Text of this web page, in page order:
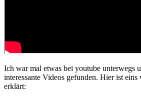
Ich war mal etwas bei youtube unterwegs
interessante Videos gefunden. Hier ist
erklärt: